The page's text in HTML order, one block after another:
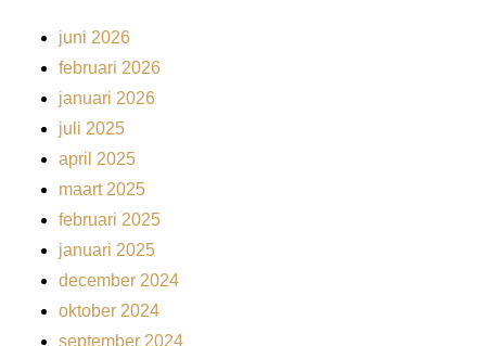
juni 2026
februari 2026
januari 2026
juli 2025
april 2025
maart 2025
februari 2025
januari 2025
december 2024
oktober 2024
september 2024